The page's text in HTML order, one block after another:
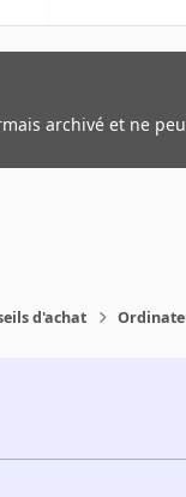
archivé et ne
d'achat